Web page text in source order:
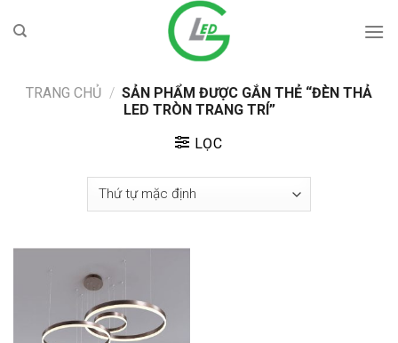
TRANG CHỦ / SẢN PHẨM ĐƯỢC GẮN THẺ “ĐÈN THẢ
LED TRÒN TRANG TRÍ”
LỌC